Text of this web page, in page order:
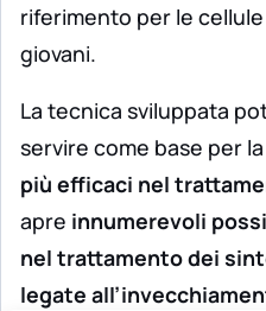
riferimento per le
giovani.
La tecnica sviluppata
servire come base per la
più efficaci nel
apre innumerevoli
nel trattamento dei
legate